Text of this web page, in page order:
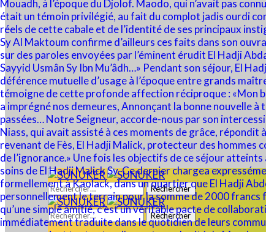
Rechercher :
Rechercher :